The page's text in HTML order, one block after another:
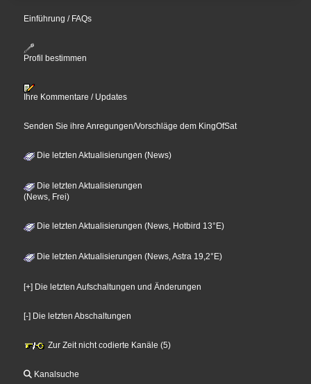
Einführung / FAQs
Profil bestimmen
Ihre Kommentare / Updates
Senden Sie ihre Anregungen/Vorschläge dem KingOfSat
Die letzten Aktualisierungen (News)
Die letzten Aktualisierungen
(News, Frei)
Die letzten Aktualisierungen (News, Hotbird 13°E)
Die letzten Aktualisierungen (News, Astra 19,2°E)
[+] Die letzten Aufschaltungen und Änderungen
[-] Die letzten Abschaltungen
Zur Zeit nicht codierte Kanäle (5)
Kanalsuche